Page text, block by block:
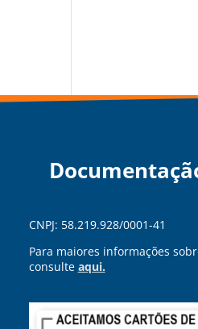
CNPJ: 58.219.928/0001-41
Para maiores informações
consulte aqui.